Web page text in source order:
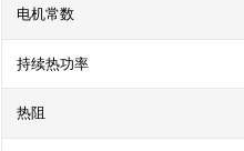
电机常数
持续热功率
热阻